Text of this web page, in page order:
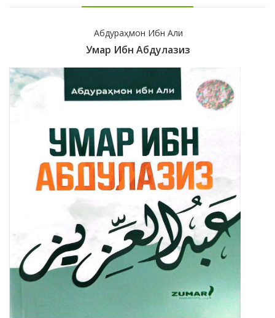
Абдураҳмон Ибн Али
Умар Ибн Абдулазиз